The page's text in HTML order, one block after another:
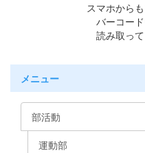
スマホから
バーコー
読み取って
メニュー
部活動
運動部